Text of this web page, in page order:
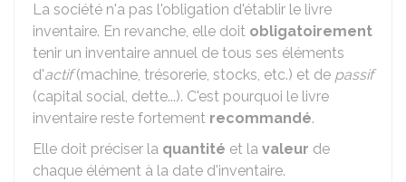
La société n'a pas l'obligation d'établir le livre
inventaire. En revanche, elle doit obligatoirement
tenir un inventaire annuel de tous ses éléments
d'actif(machine, trésorerie, stocks, etc.) et de passif
(capital social, dette...). C'est pourquoi le livre
inventaire reste fortement recommandé.
Elle doit préciser la quantité et la valeur de
chaque élément à la date d'inventaire.